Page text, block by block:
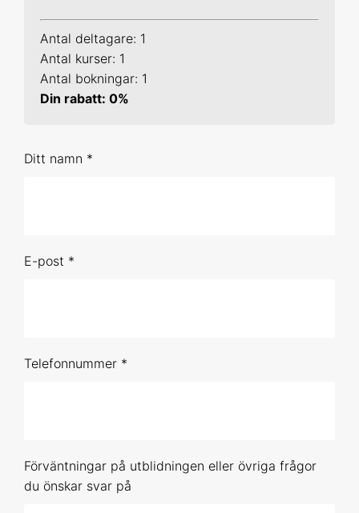
20-21 jan 2027 Online
9-10 mar 2027 Online
1-2 jun 2027 Online
R 3
Antal deltagare: 1
Antal kurser: 1
Antal bokningar: 1
Din rabatt: 0%
Ditt namn *
E-post *
Telefonnummer *
Förväntningar på utblidningen eller övriga frågor
du önskar svar på